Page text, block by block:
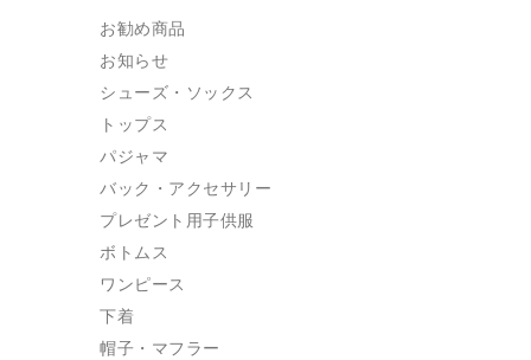
お勧め商品
お知らせ
シューズ・ソックス
トップス
パジャマ
バック・アクセサリー
プレゼント用子供服
ボトムス
ワンピース
下着
帽子・マフラー